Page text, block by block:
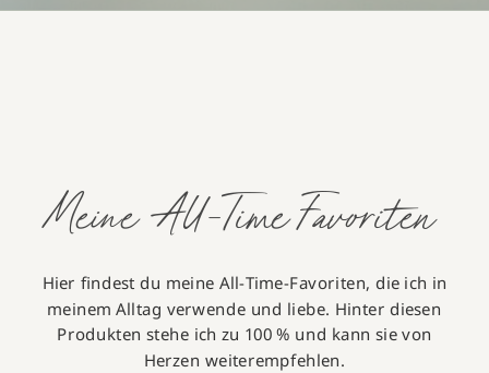
Meine All-Time Favoriten
Hier findest du meine All-Time-Favoriten, die ich in
meinem Alltag verwende und liebe. Hinter diesen
Produkten stehe ich zu 100 % und kann sie von
Herzen weiterempfehlen.